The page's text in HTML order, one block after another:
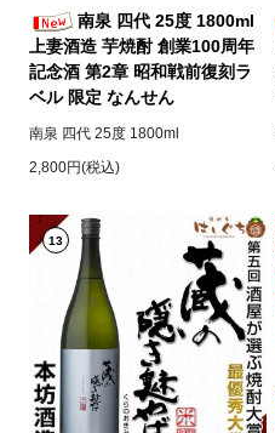
南泉 四代 25度 1800ml
上妻酒造 芋焼酎 創業100周年
記念酒 第2章 昭和戦前復刻ラ
ベル 限定 なんせん
南泉 四代 25度 1800ml
2,800円(税込)
13